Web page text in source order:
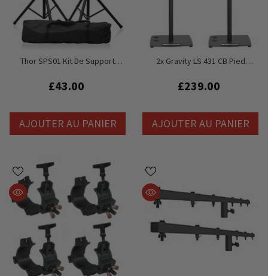
Thor SPS01 Kit De Support
Transport
£43.00
AJOUTER AU PANIER
2x Gravity LS 431 CB Pied
Avec Base Compacte En Acier
Carrée Et Option De Montage
£239.00
AJOUTER AU PANIER